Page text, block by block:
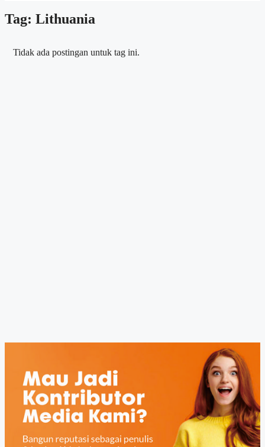
Tag: Lithuania
Tidak ada postingan untuk tag ini.